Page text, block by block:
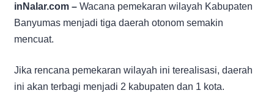
inNalar.com – Wacana pemekaran wilayah Kabupaten
Banyumas menjadi tiga daerah otonom semakin
mencuat.
Jika rencana pemekaran wilayah ini terealisasi, daerah
ini akan terbagi menjadi 2 kabupaten dan 1 kota.